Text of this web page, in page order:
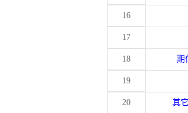
16
17
18 期
19
20 其